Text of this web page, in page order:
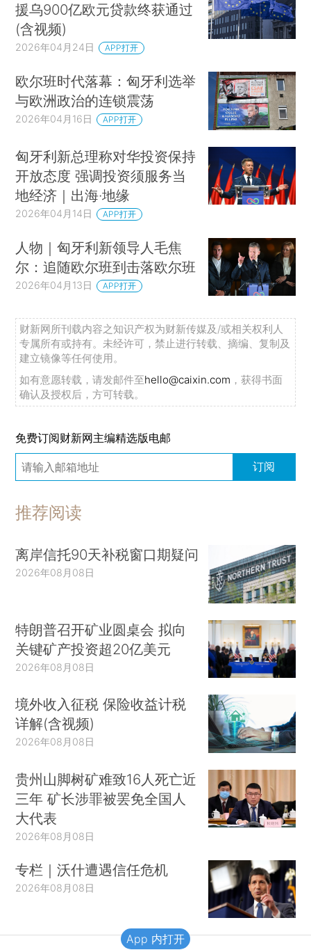
援乌900亿欧元贷款终获通过
(含视频)
2026年04月24日 APP打开
欧尔班时代落幕：匈牙利选举
与欧洲政治的连锁震荡
2026年04月16日 APP打开
匈牙利新总理称对华投资保持
开放态度 强调投资须服务当
地经济｜出海·地缘
2026年04月14日 APP打开
人物｜匈牙利新领导人毛焦
尔：追随欧尔班到击落欧尔班
2026年04月13日 APP打开
财新网所刊载内容之知识产权为财新传媒及/或相关权利人
专属所有或持有。未经许可，禁止进行转载、摘编、复制及
建立镜像等任何使用。
如有意愿转载，请发邮件至hello@caixin.com ，获得书面
确认及授权后，方可转载。
免费订阅财新网主编精选版电邮
订阅
推荐阅读
离岸信托90天补税窗口期疑问
2026年08月08日
特朗普召开矿业圆桌会 拟向
关键矿产投资超20亿美元
2026年08月08日
境外收入征税 保险收益计税
详解(含视频)
2026年08月08日
贵州山脚树矿难致16人死亡近
三年 矿长涉罪被罢免全国人
大代表
2026年08月08日
专栏｜沃什遭遇信任危机
2026年08月08日
App 内打开